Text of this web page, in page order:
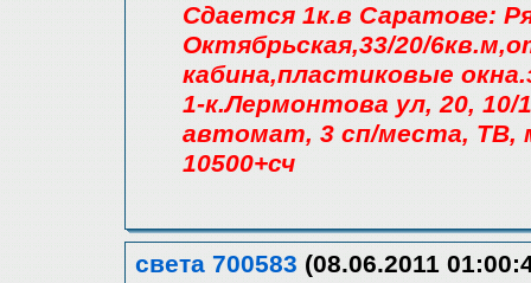
Сдается 1к.в Саратове:
Октябрьская,33/20/
кабина,пластиковые
1-к.Лермонтова ул, 20, 10/
автомат, 3 сп/места, ТВ,
10500+сч
света 700583 (08.06.2011